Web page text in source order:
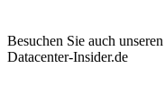
Besuchen Sie auch unseren
Datacenter-Insider.de